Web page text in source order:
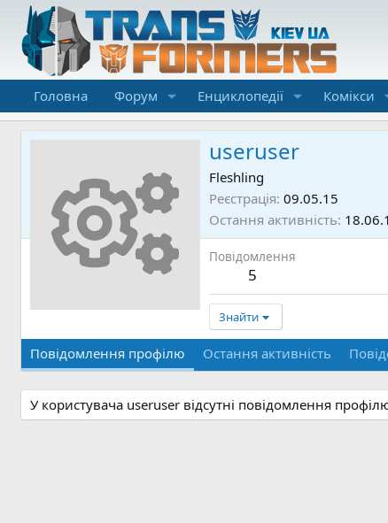
Головна Форум Енциклопедії Комікси
useruser
Fleshling
Реєстрація 09.05.15
Остання активність
Повідомлення
5
Знайти
Повідомлення профілю Остання активність
У користувача useruser відсутні повідомлення